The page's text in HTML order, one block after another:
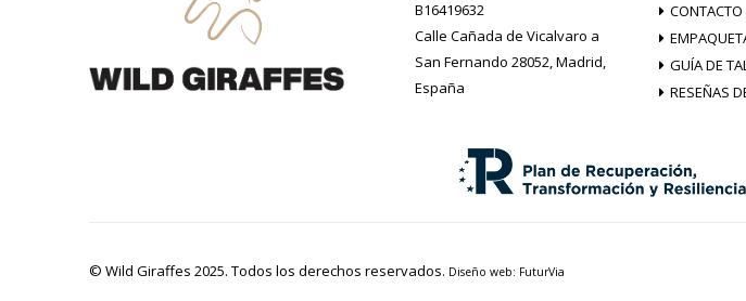
B16419632
Calle Cañada de Vicalvaro a
San Fernando 28052, Madrid,
España
CONTACTO
GUÍA DE
RESEÑAS
© Wild Giraffes 2025. Todos los derechos reservados. Diseño web: FuturVia